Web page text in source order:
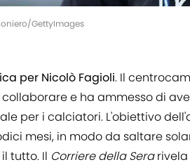
GettyImages
per Nicolò Fagioli. Il
e ha ammesso di
per i calciatori. L'obiettivo
mesi, in modo da saltare
tutto. Il Corriere della Serarivela